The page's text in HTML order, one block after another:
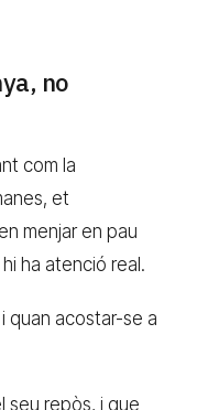
no
com la
et
menjar en pau
ha atenció real.
quan acostar-se a
seu repòs, i que